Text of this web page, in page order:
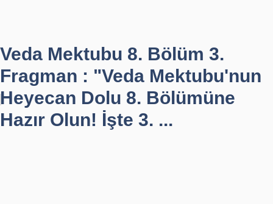
Veda Mektubu 8. Bölüm 3.
Fragman : "Veda Mektubu'nun
Heyecan Dolu 8. Bölümüne
Hazır Olun! İşte 3. ...